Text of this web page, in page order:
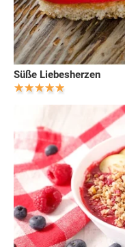
Süße Liebesherzen